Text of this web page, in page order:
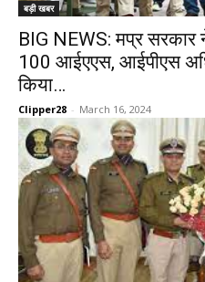
बड़ी खबर
BIG NEWS: मप्र
100 आईएएस, आईपीएस
किया…
Clipper28 - March 16, 2024